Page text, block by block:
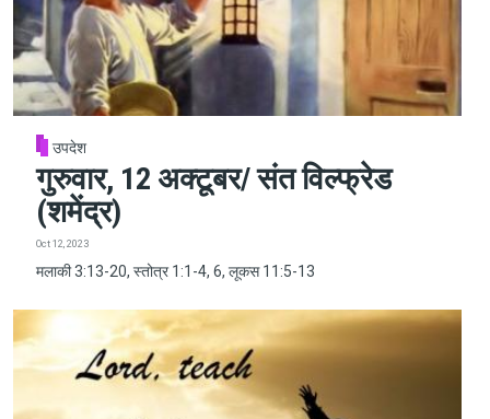
उपदेश
गुरुवार, 12 अक्टूबर/ संत विल्फ्रेड
(शमेंद्र)
Oct 12, 2023
मलाकी 3:13-20, स्तोत्र 1:1-4, 6, लूकस 11:5-13